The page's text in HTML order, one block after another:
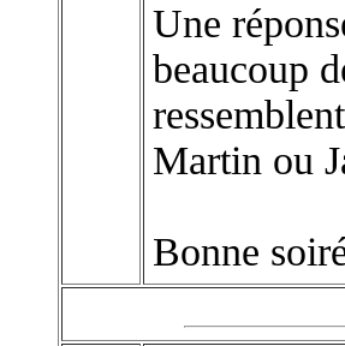
Une
beaucoup
Martin ou
Bonne